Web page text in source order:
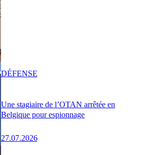
Une stagiaire de l’OTAN arrêtée en
Belgique pour espionnage
27.07.2026
DÉFENSE